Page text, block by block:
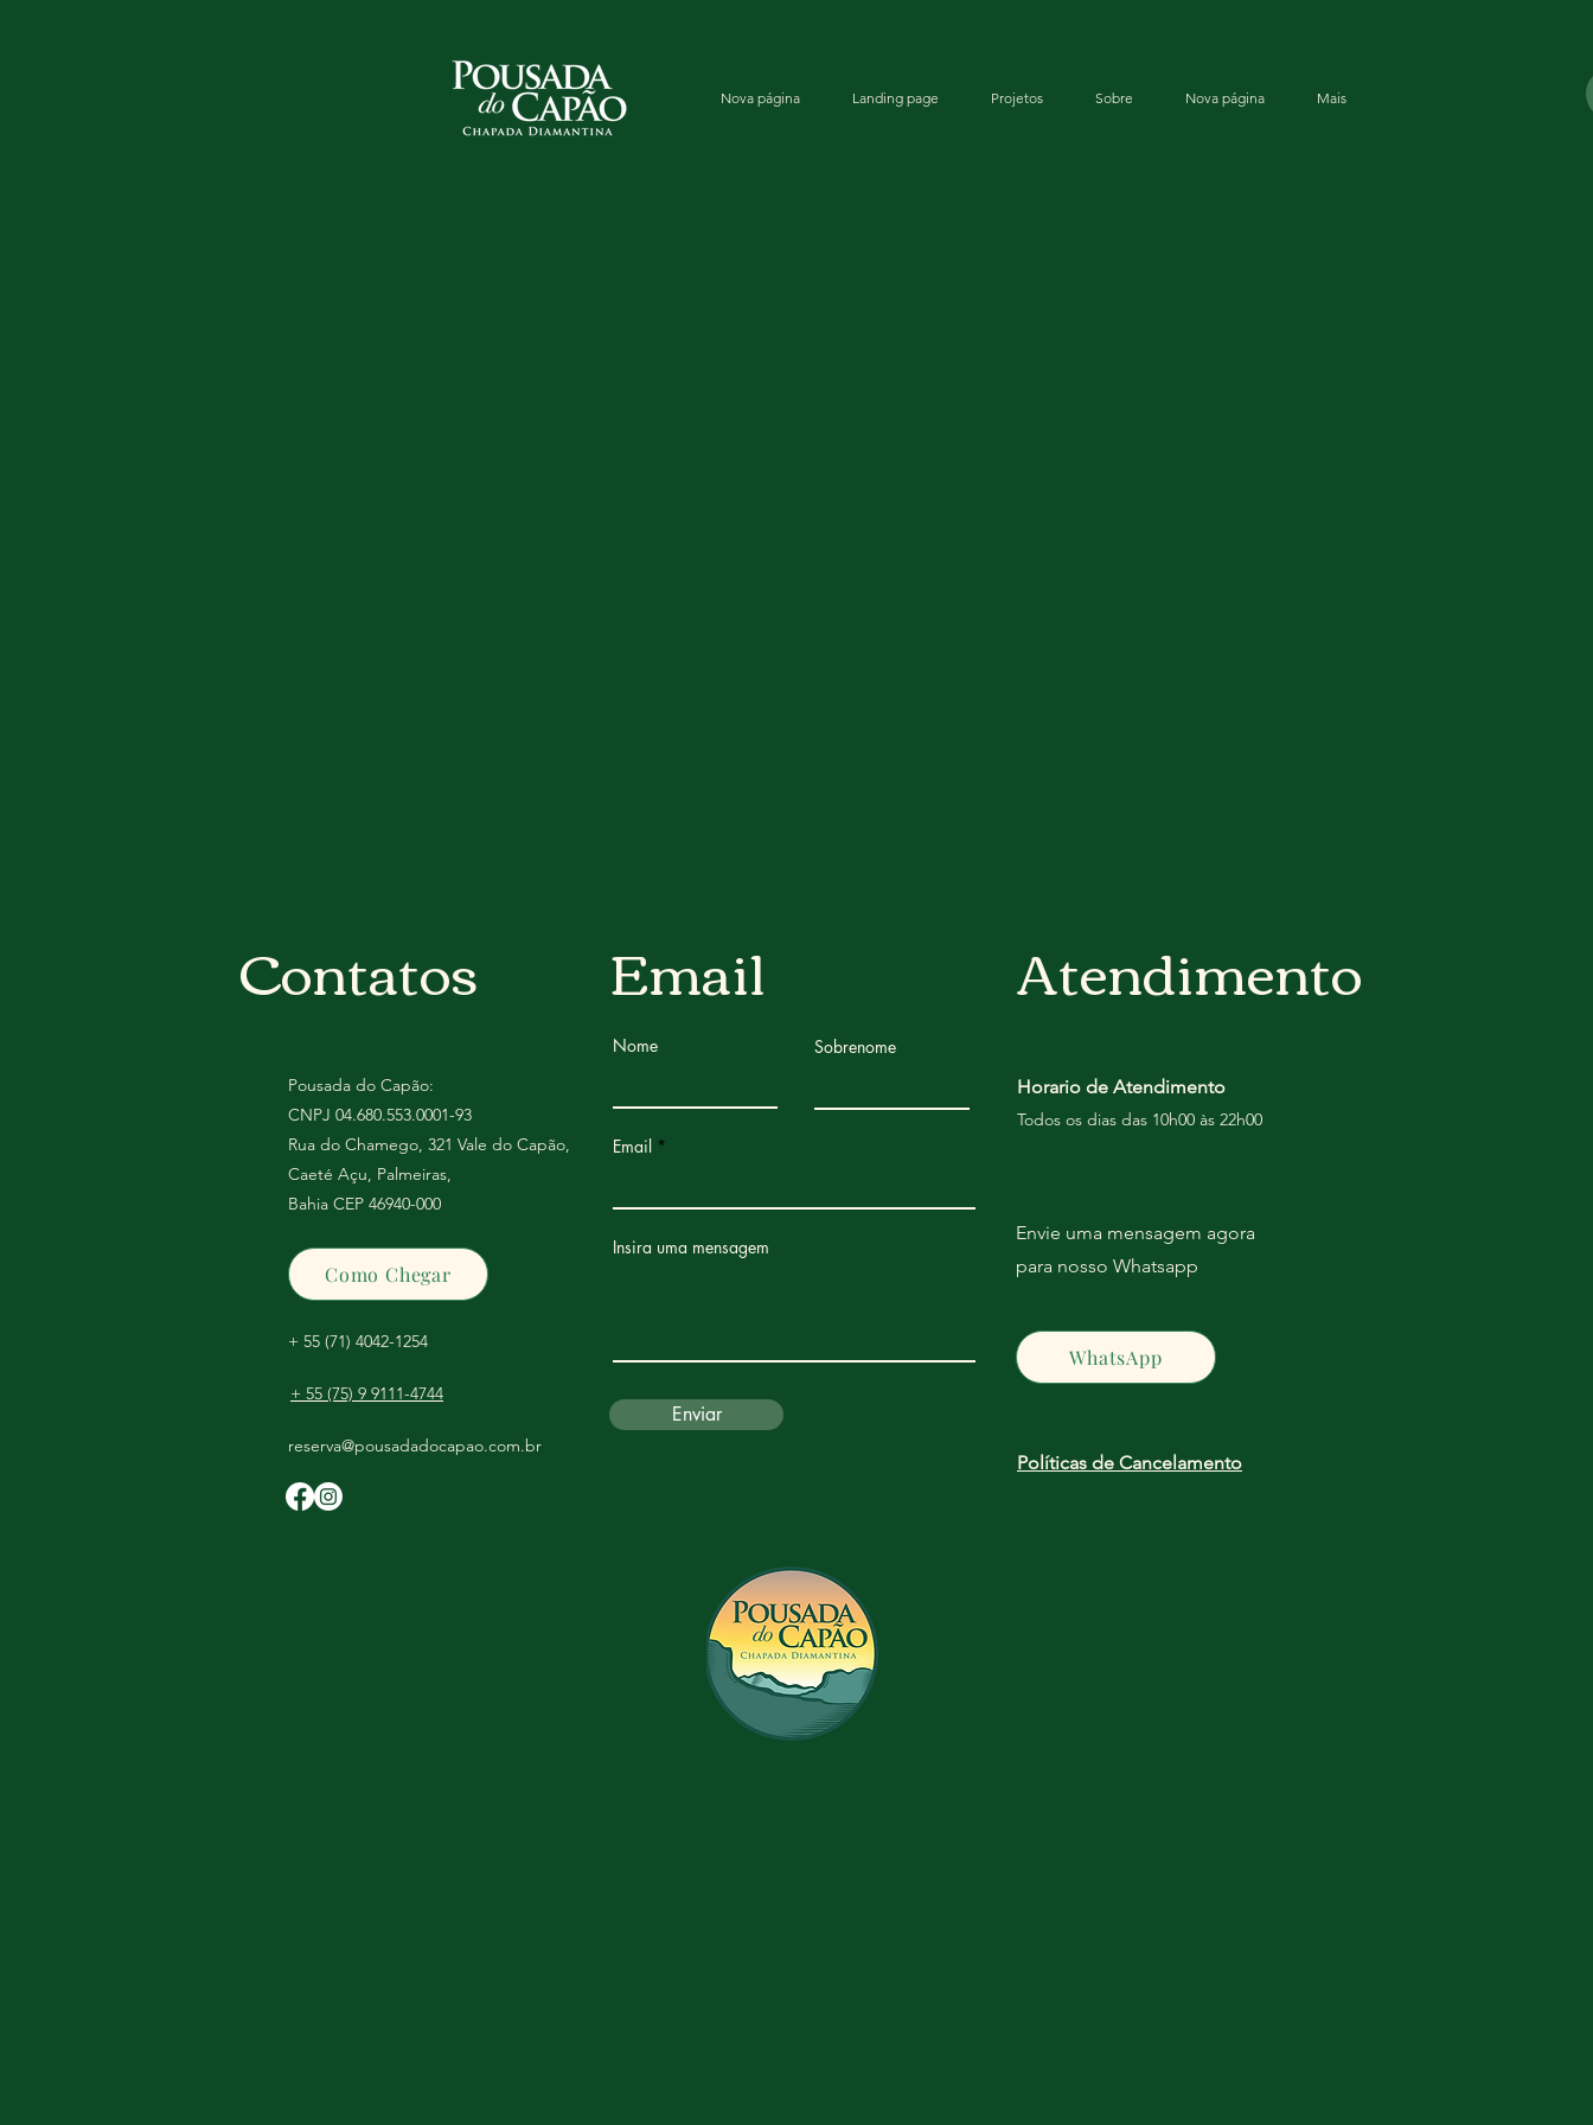
Nova página Landing page Projetos Sobre Nova página Mais
Contatos
Pousada do Capão:
CNPJ 04.680.553.0001-93
Rua do Chamego, 321 Vale do Capão,
Caeté Açu, Palmeiras,
Bahia CEP 46940-000
Como Chegar
+ 55 (71) 4042-1254
reserva@pousadadocapao.com.br
Nome Sobrenome
Email
Insira uma mensagem
Enviar
Email
+ 55 (75) 9 9111-4744
Atendimento
Horario de Atendimento
Todos os dias das 10h00 às 22h00
WhatsApp
Envie uma mensagem agora
para nosso Whatsapp
Políticas de Cancelamento